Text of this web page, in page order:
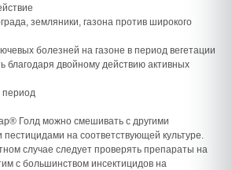
земляники, газона против широкого
болезней на газоне в период вегетации
благодаря двойному действию активных
Голд можно смешивать с другими
на соответствующей культуре.
случае следует проверять препараты на
с большинством инсектицидов на